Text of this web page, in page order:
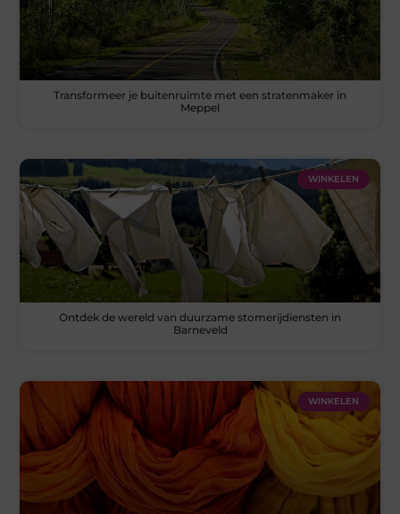
Transformeer je buitenruimte met een stratenmaker in
Meppel
WINKELEN
Ontdek de wereld van duurzame stomerijdiensten in
Barneveld
WINKELEN